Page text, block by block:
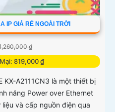
IP GIÁ RẺ NGOÀI TRỜI
₫
819,000 ₫
KX-A2111CN3 là một thiết bị
năng Power over Ethernet
và cấp nguồn điện qua